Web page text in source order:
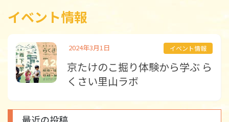
イベント情報
2024年3月1日 イベント情報
京たけのこ掘り体験から学ぶ ら
くさい里山ラボ